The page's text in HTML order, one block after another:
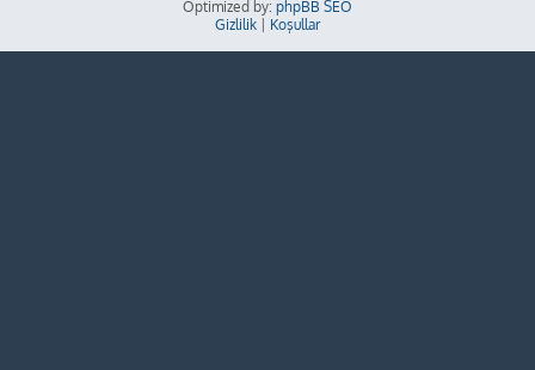
Optimized by: phpBB SEO
Gizlilik
Koşullar